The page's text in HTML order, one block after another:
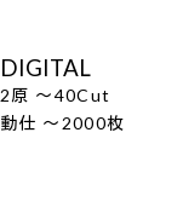
DIGITAL
2原 ～40Cut
動仕 ～2000枚